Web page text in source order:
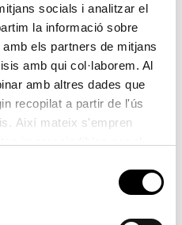
socials i analitzar el
la informació sobre
els partners de mitjans
amb qui col·laborem. Al
amb altres dades que
recopilat a partir de l'ús
Així mateix s'empren
que estarà
– que s’està provant en
d’ús del cap tractor 4×4
les operacions de càrrega i
Felip i pel progrés de la